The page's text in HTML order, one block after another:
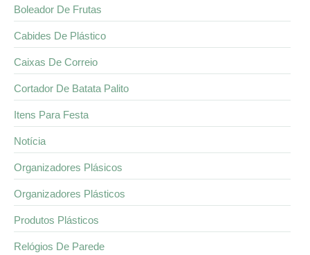
Boleador De Frutas
Cabides De Plástico
Caixas De Correio
Cortador De Batata Palito
Itens Para Festa
Notícia
Organizadores Plásicos
Organizadores Plásticos
Produtos Plásticos
Relógios De Parede